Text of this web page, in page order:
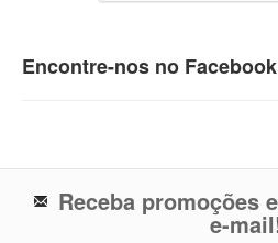
Encontre-nos no Facebook
Receba promoções
e-